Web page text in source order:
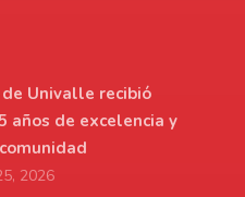
Univalle recibió
años de excelencia y
2026